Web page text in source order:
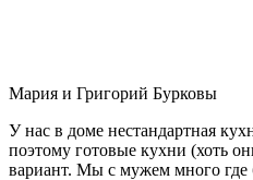
Мария и Григорий Бурковы
У нас в доме нестандартная
поэтому готовые кухни (хоть
вариант. Мы с мужем много